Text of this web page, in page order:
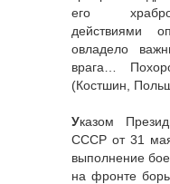
его
действиями
овладело
врага…
(Костшин,
Указом
СССР от 31
выполнение
на фронте